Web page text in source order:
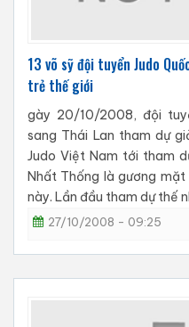
13 võ sỹ đội tuyển Judo
trẻ thế giới
gày 20/10/2008, đội
sang Thái Lan tham dự
Judo Việt Nam tới tham
Nhất Thống là gương
này. Lần đầu tham dự thế
27/10/2008 - 09:25